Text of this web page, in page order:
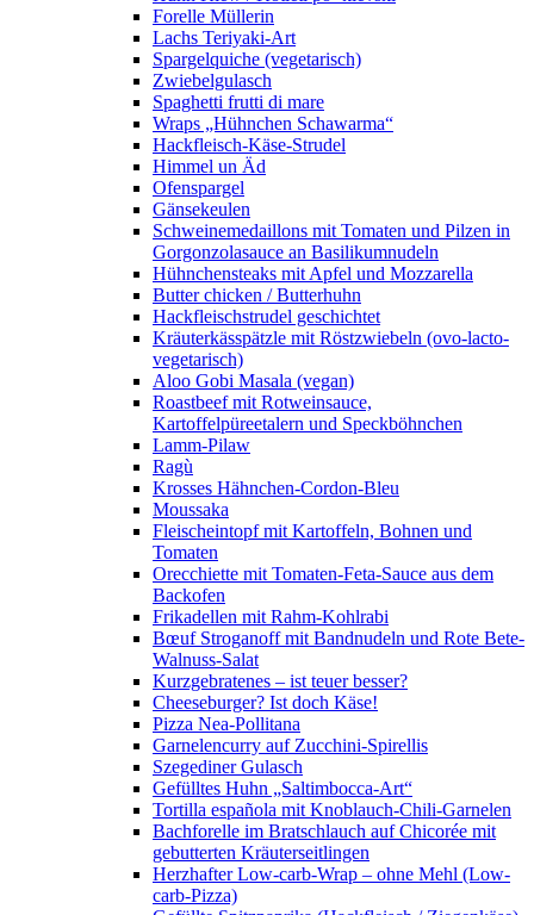
Forelle Müllerin
Lachs Teriyaki-Art
Spargelquiche (vegetarisch)
Zwiebelgulasch
Spaghetti frutti di mare
Wraps „Hühnchen Schawarma“
Hackfleisch-Käse-Strudel
Himmel un Äd
Ofenspargel
Gänsekeulen
Schweinemedaillons mit Tomaten und Pilzen in
Gorgonzolasauce an Basilikumnudeln
Hühnchensteaks mit Apfel und Mozzarella
Butter chicken / Butterhuhn
Hackfleischstrudel geschichtet
Kräuterkässpätzle mit Röstzwiebeln (ovo-lacto-
vegetarisch)
Aloo Gobi Masala (vegan)
Roastbeef mit Rotweinsauce,
Kartoffelpüreetalern und Speckböhnchen
Lamm-Pilaw
Ragù
Krosses Hähnchen-Cordon-Bleu
Moussaka
Fleischeintopf mit Kartoffeln, Bohnen und
Tomaten
Orecchiette mit Tomaten-Feta-Sauce aus dem
Backofen
Frikadellen mit Rahm-Kohlrabi
Bœuf Stroganoff mit Bandnudeln und Rote Bete-
Walnuss-Salat
Kurzgebratenes – ist teuer besser?
Cheeseburger? Ist doch Käse!
Pizza Nea-Pollitana
Garnelencurry auf Zucchini-Spirellis
Szegediner Gulasch
Gefülltes Huhn „Saltimbocca-Art“
Tortilla española mit Knoblauch-Chili-Garnelen
Bachforelle im Bratschlauch auf Chicorée mit
gebutterten Kräuterseitlingen
Herzhafter Low-carb-Wrap – ohne Mehl (Low-
carb-Pizza)